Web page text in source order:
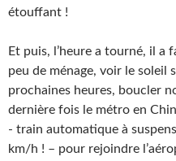
étouffant !
Et puis, l’heure a tourné, il a
peu de ménage, voir le soleil
prochaines heures, boucler
dernière fois le métro en
‑ train automatique à
km/h ! – pour rejoindre